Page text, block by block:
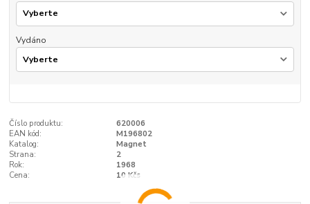
Vydáno
Číslo produktu:
620006
EAN kód:
M196802
Katalog:
Magnet
Strana:
2
Rok:
1968
Cena:
10 Kčs